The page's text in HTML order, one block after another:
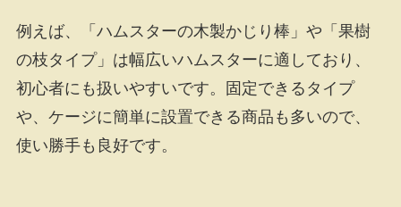
例えば、「ハムスターの木製かじり棒」や「果樹
の枝タイプ」は幅広いハムスターに適しており、
初心者にも扱いやすいです。固定できるタイプ
や、ケージに簡単に設置できる商品も多いので、
使い勝手も良好です。